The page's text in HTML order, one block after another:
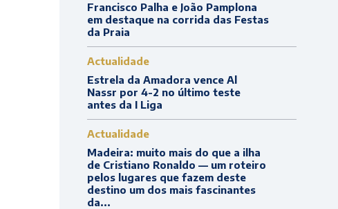
Francisco Palha e João Pamplona
em destaque na corrida das Festas
da Praia
Actualidade
Estrela da Amadora vence Al
Nassr por 4-2 no último teste
antes da I Liga
Actualidade
Madeira: muito mais do que a ilha
de Cristiano Ronaldo — um roteiro
pelos lugares que fazem deste
destino um dos mais fascinantes
da...